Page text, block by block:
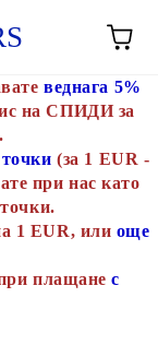
веднага 5%
на СПИДИ за
(за 1 EUR -
при нас като
1 EUR, или още
плащанес